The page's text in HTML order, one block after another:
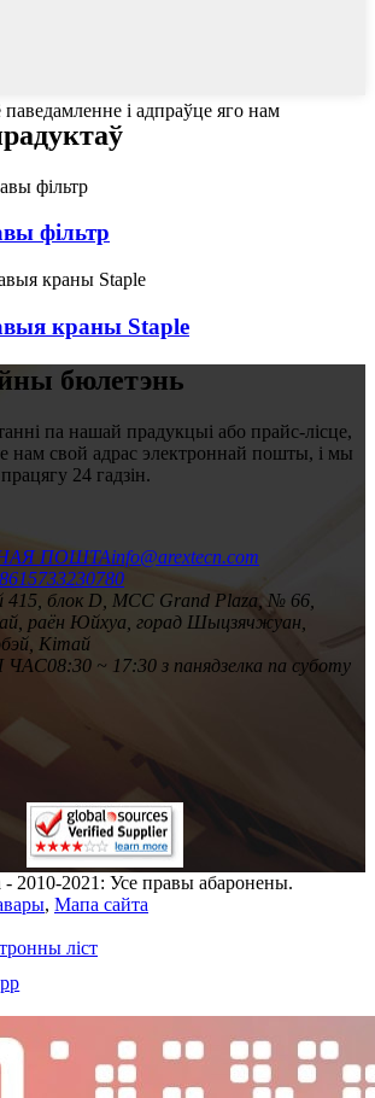
і адпраўце яго нам
фільтр
краны Staple
бюлетэнь
па нашай прадукцыі або прайс-лісце,
нам свой адрас электроннай пошты, і мы
24 гадзін.
ПОШТАinfo@arextecn.com
415, блок D, MCC Grand Plaza, № 66,
раён Юйхуа, горад Шыцзячжуан,
Кітай
ЧАС08:30 ~ 17:30 з панядзелка па суботу
2010-2021: Усе правы абаронены.
, Мапа сайта
ліст